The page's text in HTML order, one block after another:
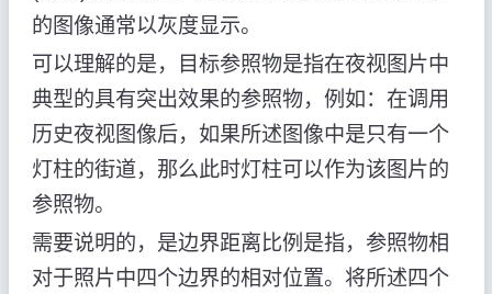
的图像通常以灰度显示。
可以理解的是，目标参照物是指在夜视图片中
典型的具有突出效果的参照物，例如：在调用
历史夜视图像后，如果所述图像中是只有一个
灯柱的街道，那么此时灯柱可以作为该图片的
参照物。
需要说明的，是边界距离比例是指，参照物相
对于照片中四个边界的相对位置。将所述四个